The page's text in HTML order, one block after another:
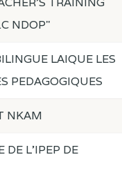
NDOP"
LAIQUE LES
PEDAGOGIQUES
NKAM
DE L'IPEP DE